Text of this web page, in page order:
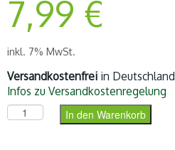
7,99 €
inkl. 7% MwSt.
Versandkostenfrei in Deutschland
Infos zu Versandkostenregelung
Geliebtes Australien (ePub) Menge
In den Warenkorb